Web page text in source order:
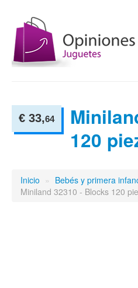
€ 33,64
120
Inicio » Bebés y primera
Miniland 32310 - Blocks 120